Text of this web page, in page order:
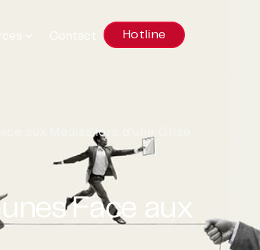
Contact Hotline
aux Médias lors d’une Crise
Face aux